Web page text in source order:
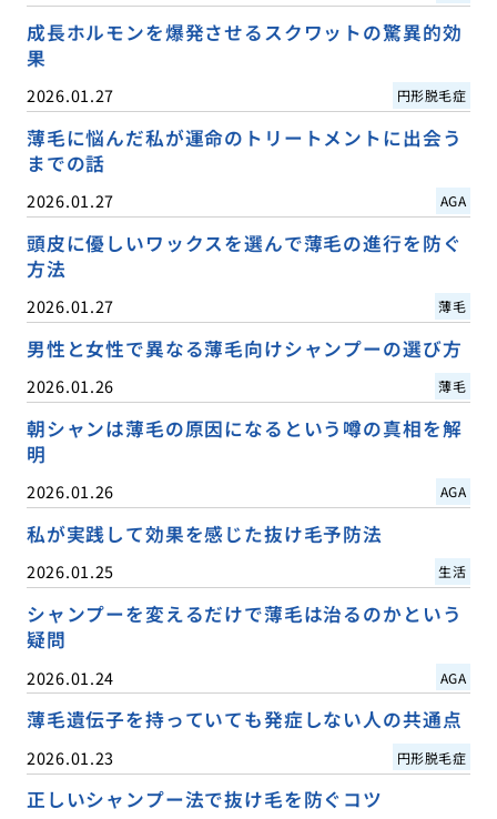
成長ホルモンを爆発させるスクワットの驚異的効
果
2026.01.27 円形脱毛症
薄毛に悩んだ私が運命のトリートメントに出会う
までの話
2026.01.27 AGA
頭皮に優しいワックスを選んで薄毛の進行を防ぐ
方法
2026.01.27 薄毛
男性と女性で異なる薄毛向けシャンプーの選び方
2026.01.26 薄毛
朝シャンは薄毛の原因になるという噂の真相を解
明
2026.01.26 AGA
私が実践して効果を感じた抜け毛予防法
2026.01.25 生活
シャンプーを変えるだけで薄毛は治るのかという
疑問
2026.01.24 AGA
薄毛遺伝子を持っていても発症しない人の共通点
2026.01.23 円形脱毛症
正しいシャンプー法で抜け毛を防ぐコツ